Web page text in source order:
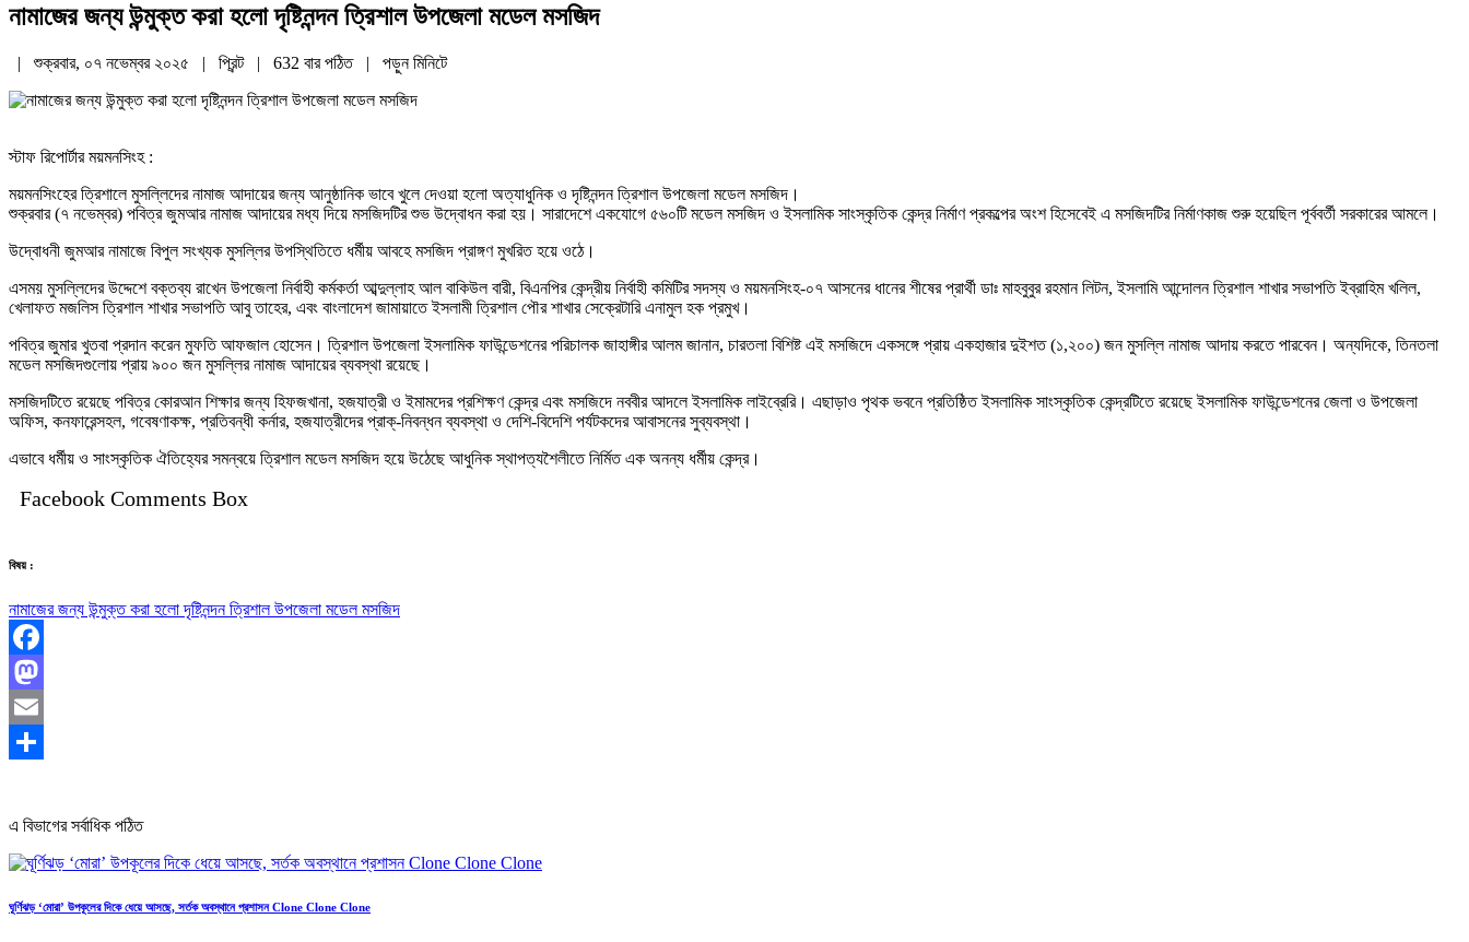
নামাজের জন্য উন্মুক্ত করা হলো দৃষ্টিনন্দন ত্রিশাল উপজেলা মডেল মসজিদ
| শুক্রবার, ০৭ নভেম্বর ২০২৫ | প্রিন্ট | 632 বার পঠিত | পড়ুনমিনিটে
স্টাফ রিপোর্টার ময়মনসিংহ :
ময়মনসিংহের ত্রিশালে মুসল্লিদের নামাজ আদায়ের জন্য আনুষ্ঠানিক ভাবে খুলে দেওয়া হলো অত্যাধুনিক ও দৃষ্টিনন্দন ত্রিশাল উপজেলা মডেল মসজিদ।
শুক্রবার (৭ নভেম্বর) পবিত্র জুমআর নামাজ আদায়ের মধ্য দিয়ে মসজিদটির শুভ উদ্বোধন করা হয়। সারাদেশে একযোগে ৫৬০টি মডেল মসজিদ ও ইসলামিক সাংস্কৃতিক কেন্দ্র নির্মাণ প্রকল্পের অংশ হিসেবেই এ মসজিদটির নির্মাণকাজ শুরু হয়েছিল পূর্ববর্তী সরকারের আমলে।
উদ্বোধনী জুমআর নামাজে বিপুল সংখ্যক মুসল্লির উপস্থিতিতে ধর্মীয় আবহে মসজিদ প্রাঙ্গণ মুখরিত হয়ে ওঠে।
এসময় মুসল্লিদের উদ্দেশে বক্তব্য রাখেন উপজেলা নির্বাহী কর্মকর্তা আব্দুল্লাহ আল বাকিউল বারী, বিএনপির কেন্দ্রীয় নির্বাহী কমিটির সদস্য ও ময়মনসিংহ-০৭ আসনের ধানের শীষের প্রার্থী ডাঃ মাহবুবুর রহমান লিটন, ইসলামি আন্দোলন ত্রিশাল শাখার সভাপতি ইব্রাহিম খলিল,
খেলাফত মজলিস ত্রিশাল শাখার সভাপতি আবু তাহের, এবং বাংলাদেশ জামায়াতে ইসলামী ত্রিশাল পৌর শাখার সেক্রেটারি এনামুল হক প্রমুখ।
পবিত্র জুমার খুতবা প্রদান করেন মুফতি আফজাল হোসেন। ত্রিশাল উপজেলা ইসলামিক ফাউন্ডেশনের পরিচালক জাহাঙ্গীর আলম জানান, চারতলা বিশিষ্ট এই মসজিদে একসঙ্গে প্রায় একহাজার দুইশত (১,২০০) জন মুসল্লি নামাজ আদায় করতে পারবেন। অন্যদিকে, তিনতলা
মডেল মসজিদগুলোয় প্রায় ৯০০ জন মুসল্লির নামাজ আদায়ের ব্যবস্থা রয়েছে।
মসজিদটিতে রয়েছে পবিত্র কোরআন শিক্ষার জন্য হিফজখানা, হজযাত্রী ও ইমামদের প্রশিক্ষণ কেন্দ্র এবং মসজিদে নববীর আদলে ইসলামিক লাইব্রেরি। এছাড়াও পৃথক ভবনে প্রতিষ্ঠিত ইসলামিক সাংস্কৃতিক কেন্দ্রটিতে রয়েছে ইসলামিক ফাউন্ডেশনের জেলা ও উপজেলা
অফিস, কনফারেন্সহল, গবেষণাকক্ষ, প্রতিবন্ধী কর্নার, হজযাত্রীদের প্রাক্-নিবন্ধন ব্যবস্থা ও দেশি-বিদেশি পর্যটকদের আবাসনের সুব্যবস্থা।
এভাবে ধর্মীয় ও সাংস্কৃতিক ঐতিহ্যের সমন্বয়ে ত্রিশাল মডেল মসজিদ হয়ে উঠেছে আধুনিক স্থাপত্যশৈলীতে নির্মিত এক অনন্য ধর্মীয় কেন্দ্র।
Facebook Comments Box
বিষয় :
নামাজের জন্য উন্মুক্ত করা হলো দৃষ্টিনন্দন ত্রিশাল উপজেলা মডেল মসজিদ
Facebook
Mastodon
Email
এ বিভাগের সর্বাধিক পঠিত
ঘূর্ণিঝড় ‘মোরা’ উপকূলের দিকে ধেয়ে আসছে, সর্তক অবস্থানে প্রশাসন Clone Clone Clone